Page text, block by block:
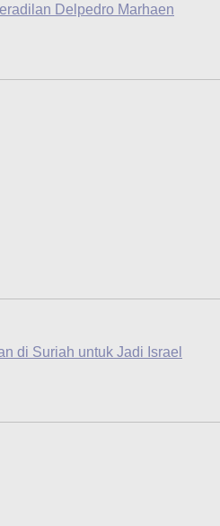
Delpedro Marhaen
di Suriah untuk Jadi Israel